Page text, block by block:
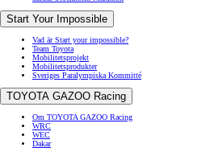
Start Your Impossible
Vad är Start your impossible?
Team Toyota
Mobilitetsprojekt
Mobilitetsprodukter
Sveriges Paralympiska Kommitté
TOYOTA GAZOO Racing
Om TOYOTA GAZOO Racing
WRC
WEC
Dakar